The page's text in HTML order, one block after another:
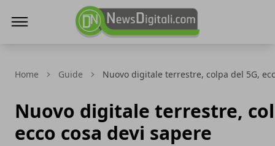
Home Guide Nuovo digitale terrestre, colpa del 5G,
Nuovo digitale terrestre,
ecco cosa devi sapere